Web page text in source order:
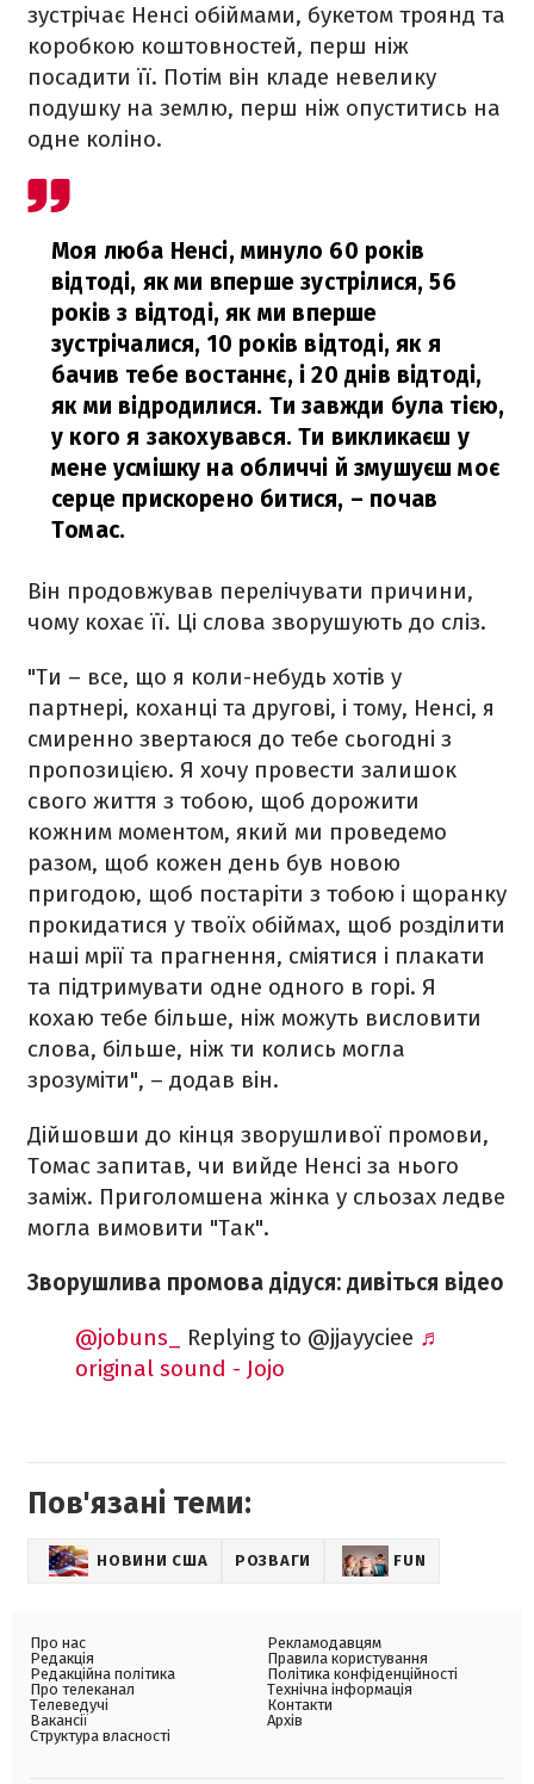
зустрічає Ненсі обіймами, букетом троянд та
коробкою коштовностей, перш ніж
посадити її. Потім він кладе невелику
подушку на землю, перш ніж опуститись на
одне коліно.
Моя люба Ненсі, минуло 60 років
відтоді, як ми вперше зустрілися, 56
років з відтоді, як ми вперше
зустрічалися, 10 років відтоді, як я
бачив тебе востаннє, і 20 днів відтоді,
як ми відродилися. Ти завжди була тією,
у кого я закохувався. Ти викликаєш у
мене усмішку на обличчі й змушуєш моє
серце прискорено битися, – почав
Томас.
Він продовжував перелічувати причини,
чому кохає її. Ці слова зворушують до сліз.
"Ти – все, що я коли-небудь хотів у
партнері, коханці та другові, і тому, Ненсі, я
смиренно звертаюся до тебе сьогодні з
пропозицією. Я хочу провести залишок
свого життя з тобою, щоб дорожити
кожним моментом, який ми проведемо
разом, щоб кожен день був новою
пригодою, щоб постаріти з тобою і щоранку
прокидатися у твоїх обіймах, щоб розділити
наші мрії та прагнення, сміятися і плакати
та підтримувати одне одного в горі. Я
кохаю тебе більше, ніж можуть висловити
слова, більше, ніж ти колись могла
зрозуміти", – додав він.
Дійшовши до кінця зворушливої промови,
Томас запитав, чи вийде Ненсі за нього
заміж. Приголомшена жінка у сльозах ледве
могла вимовити "Так".
Зворушлива промова дідуся: дивіться відео
@jobuns_
Replying to @jjayyciee ♬
original sound - Jojo
Пов'язані теми:
НОВИНИ США РОЗВАГИ FUN
Про нас
Редакція
Редакційна політика
Про телеканал
Телеведучі
Вакансії
Структура власності
Рекламодавцям
Правила користування
Політика конфіденційності
Технічна інформація
Контакти
Архів